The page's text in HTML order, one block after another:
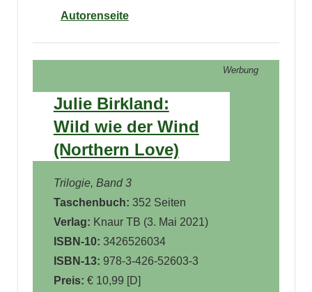
Autorenseite
Werbung
Julie Birkland:
Wild wie der Wind
(Northern Love)
Trilogie, Band 3
Taschenbuch: 352 Seiten
Verlag: Knaur TB (3. Mai 2021)
ISBN-10: 3426526034
ISBN-13: 978-3-426-52603-3
Preis: € 10,99 [D]